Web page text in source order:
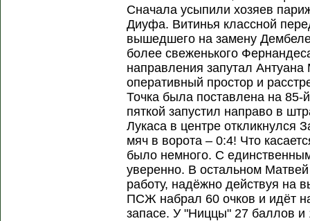
Сначала усыпили хозяев
Диуфа. Витинья классной
вышедшего на замену
более свеженького
направления запутал
оперативный простор и
Точка была поставлена на 85-
пяткой запустил направо в
Лукаса в центре откликнулся
мяч в ворота – 0:4! Что
было немного. С
уверенно. В остальном
работу, надёжно действуя на
ПСЖ набрал 60 очков и идёт
запасе. У "Ниццы" 27 баллов и